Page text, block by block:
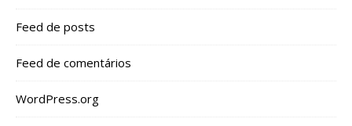
Feed de posts
Feed de comentários
WordPress.org